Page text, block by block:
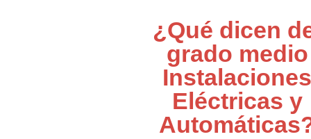
¿Qué dicen
grado medio
Instalaciones
Eléctricas y